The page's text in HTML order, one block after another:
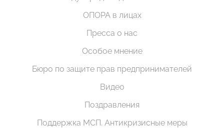
ОПОРА в лицах
Пресса о нас
Особое мнение
Бюро по защите прав предпринимателей
Видео
Поздравления
Поддержка МСП. Антикризисные меры